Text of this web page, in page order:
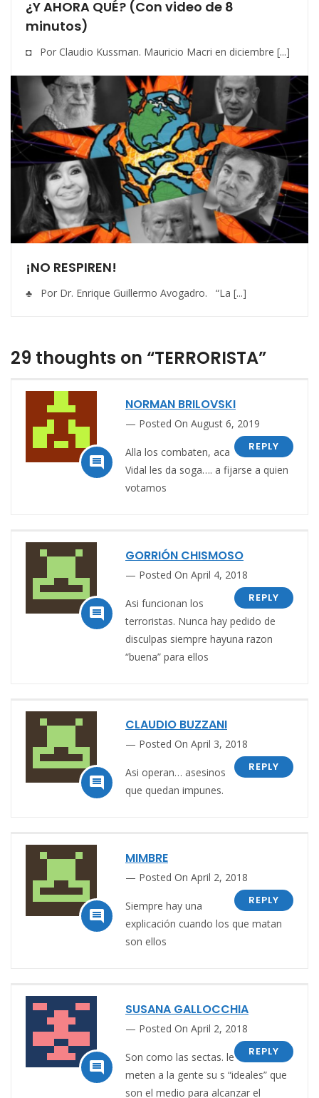
¿Y AHORA QUÉ? (Con video de 8
minutos)
◘ Por Claudio Kussman. Mauricio Macri en diciembre [...]
¡NO RESPIREN!
♣ Por Dr. Enrique Guillermo Avogadro. “La [...]
29 thoughts on “TERRORISTA”

NORMAN BRILOVSKI
Posted On August 6, 2019
REPLY
Alla los combaten, aca
Vidal les da soga…. a fijarse a quien
votamos

GORRIÓN CHISMOSO
Posted On April 4, 2018
REPLY
Asi funcionan los
terroristas. Nunca hay pedido de
disculpas siempre hayuna razon
“buena” para ellos

CLAUDIO BUZZANI
Posted On April 3, 2018
REPLY
Asi operan… asesinos
que quedan impunes.

MIMBRE
Posted On April 2, 2018
REPLY
Siempre hay una
explicación cuando los que matan
son ellos

SUSANA GALLOCCHIA
Posted On April 2, 2018
REPLY
Son como las sectas. le
meten a la gente su s “ideales” que
son el medio para alcanzar el